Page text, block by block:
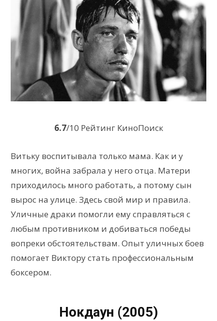
6.7/10 Рейтинг КиноПоиск
Витьку воспитывала только мама. Как и у
многих, война забрала у него отца. Матери
приходилось много работать, а потому сын
вырос на улице. Здесь свой мир и правила.
Уличные драки помогли ему справляться с
любым противником и добиваться победы
вопреки обстоятельствам. Опыт уличных боев
помогает Виктору стать профессиональным
боксером.
Нокдаун (2005)